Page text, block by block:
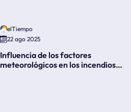
elTiempo
22 ago 2025
Influencia de los factores
meteorológicos en los incendios